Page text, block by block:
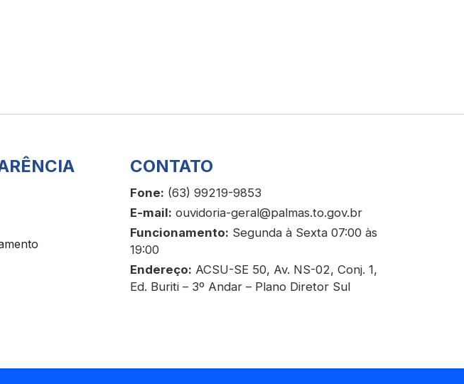
CONTATO
Fone: (63) 99219-9853
E-mail: ouvidoria-geral@palmas.to.gov.br
Funcionamento: Segunda à Sexta 07:00 às
19:00
Endereço: ACSU-SE 50, Av. NS-02, Conj. 1,
Ed. Buriti – 3º Andar – Plano Diretor Sul